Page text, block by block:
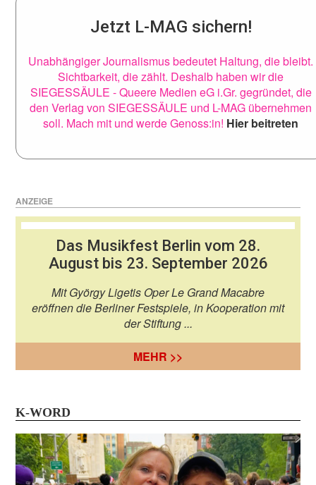
Jetzt L-MAG sichern!
Unabhängiger Journalismus bedeutet Haltung, die bleibt.
Sichtbarkeit, die zählt. Deshalb haben wir die
SIEGESSÄULE - Queere Medien eG i.Gr. gegründet, die
den Verlag von SIEGESSÄULE und L-MAG übernehmen
soll. Mach mit und werde Genoss:in! Hier beitreten
ANZEIGE
Das Musikfest Berlin vom 28.
August bis 23. September 2026
Mit György Ligetis Oper Le Grand Macabre
eröffnen die Berliner Festspiele, in Kooperation mit
der Stiftung ...
MEHR >>
K-WORD